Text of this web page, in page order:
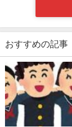
おすすめの記事